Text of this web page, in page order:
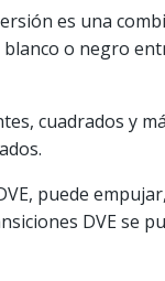
es una
o negro
cuadrados y
puede
DVE se